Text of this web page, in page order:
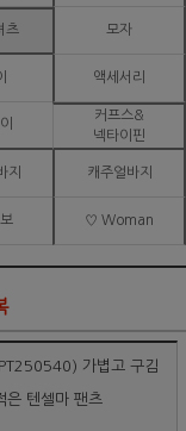
츠 모자
액세서리
커프스&
넥타이핀
지 캐주얼바지
♡ Woman
가볍고 구김
은 텐셀마 팬츠